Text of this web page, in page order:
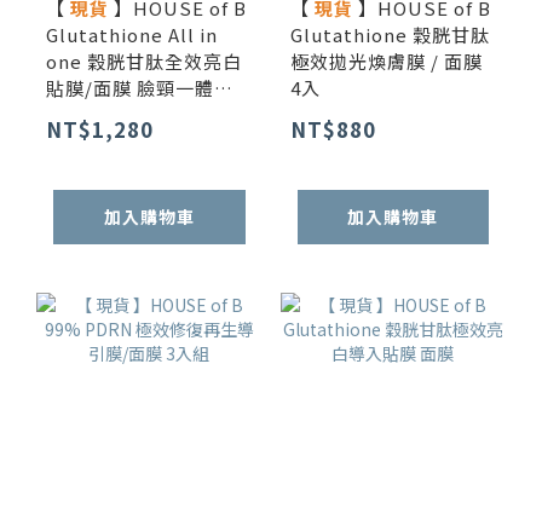
【 現貨 】HOUSE of B
Glutathione All in
one 穀胱甘肽全效亮白
貼膜/面膜 臉頸一體強
效組 3入
NT$1,280
加入購物車
【 現貨 】HOUSE of B
Glutathione 穀胱甘肽
極效拋光煥膚膜 / 面膜
4入
NT$880
加入購物車